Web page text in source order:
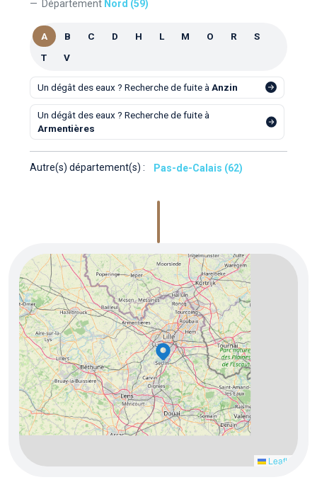
Département Nord (59)
A B C D H L M O R
S
T
V
Un dégât des eaux ? Recherche de fuite à Anzin
Un dégât des eaux ? Recherche de fuite à
Armentières
Autre(s) département(s) : Pas-de-Calais (62)
3
4
5
3
2
5
8
Leaflet